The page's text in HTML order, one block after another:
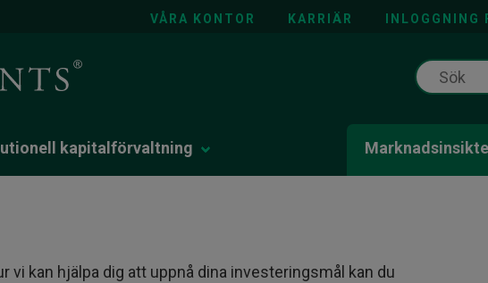
VÅRA KONTOR KARRIÄR INLOGGNING
kapitalförvaltning
kan hjälpa dig att uppnå dina investeringsmål kan du